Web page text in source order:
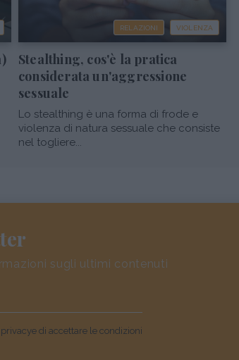
RELAZIONI VIOLENZA
Stealthing, cos'è la pratica
considerata un'aggressione
sessuale
Lo stealthing è una forma di frode e
violenza di natura sessuale che consiste
nel togliere...
sugli ultimi contenuti
di accettare le condizioni